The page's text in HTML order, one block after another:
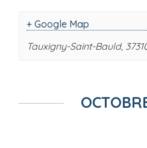
+ Google Map
Tauxigny-Saint-Bauld,